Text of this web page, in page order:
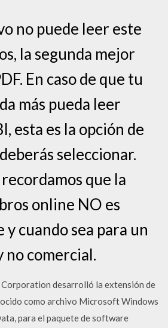
no puede leer este
la segunda mejor
En caso de que tu
más pueda leer
esta es la opción de
seleccionar.
que la
online NO es
y cuando sea para un
no comercial.
desarrolló la extensión de
como archivo Microsoft Windows
para el paquete de software